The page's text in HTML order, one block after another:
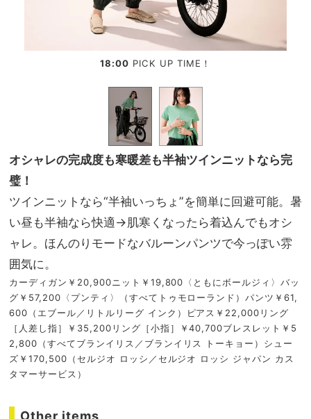
18:00 PICK UP TIME！
オシャレの完成度も寒暖差も半袖ツインニットなら完
璧！
ツインニットなら“半袖いっちょ”を簡単に回避可能。暑
い昼も半袖なら快適→肌寒くなったら着込んでもオシ
ャレ。ほんのりモードなバルーンパンツで今っぽい雰
囲気に。
カーディガン￥20,900ニット￥19,800〈ともにボールジィ〉バッ
グ￥57,200〈プンティ〉（すべてトゥモローランド）パンツ￥61,
600（エブール／リトルリーグ インク）ピアス￥22,000リング
［人差し指］￥35,200リング［小指］￥40,700ブレスレット￥5
2,800（すべてブランイリス／ブランイリス トーキョー）シュー
ズ￥170,500（セルジオ ロッシ／セルジオ ロッシ ジャパン カス
タマーサービス）
Other items